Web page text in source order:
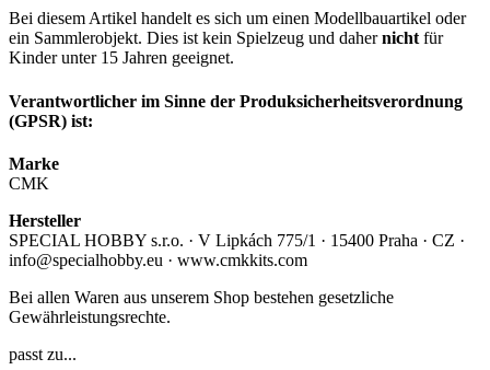
Bei diesem Artikel handelt es sich um einen Modellbauartikel oder
ein Sammlerobjekt. Dies ist kein Spielzeug und dahernicht für
Kinder unter 15 Jahren geeignet.
Verantwortlicher im Sinne der Produksicherheitsverordnung
(GPSR) ist:
Marke
CMK
Hersteller
SPECIAL HOBBY s.r.o. · V Lipkách 775/1 · 15400 Praha · CZ ·
info@specialhobby.eu · www.cmkkits.com
Bei allen Waren aus unserem Shop bestehen gesetzliche
Gewährleistungsrechte.
passt zu...